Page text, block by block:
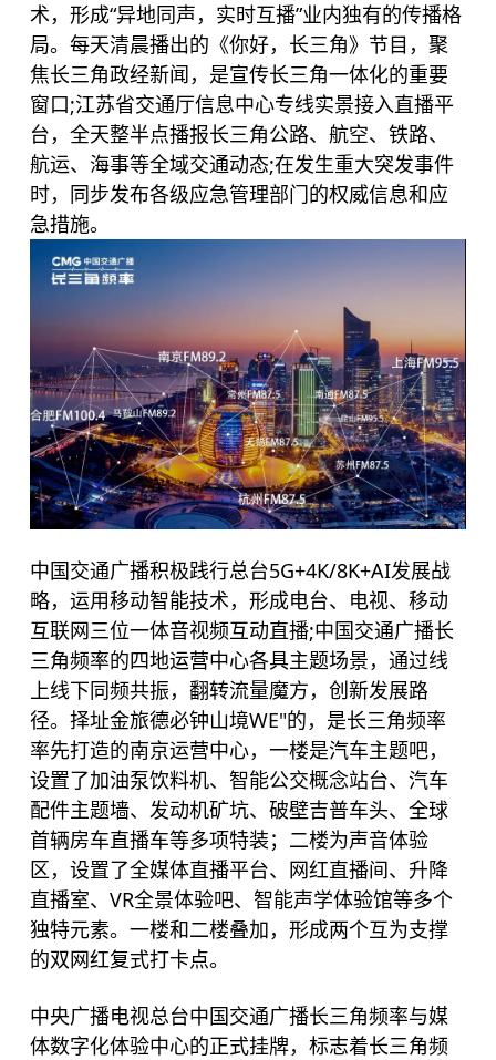
术，形成“异地同声，实时互播”业内独有的传播格
局。每天清晨播出的《你好，长三角》节目，聚
焦长三角政经新闻，是宣传长三角一体化的重要
窗口;江苏省交通厅信息中心专线实景接入直播平
台，全天整半点播报长三角公路、航空、铁路、
航运、海事等全域交通动态;在发生重大突发事件
时，同步发布各级应急管理部门的权威信息和应
急措施。
中国交通广播积极践行总台5G+4K/8K+AI发展战
略，运用移动智能技术，形成电台、电视、移动
互联网三位一体音视频互动直播;中国交通广播长
三角频率的四地运营中心各具主题场景，通过线
上线下同频共振，翻转流量魔方，创新发展路
径。择址金旅德必钟山境WE"的，是长三角频率
率先打造的南京运营中心，一楼是汽车主题吧，
设置了加油泵饮料机、智能公交概念站台、汽车
配件主题墙、发动机矿坑、破壁吉普车头、全球
首辆房车直播车等多项特装；二楼为声音体验
区，设置了全媒体直播平台、网红直播间、升降
直播室、VR全景体验吧、智能声学体验馆等多个
独特元素。一楼和二楼叠加，形成两个互为支撑
的双网红复式打卡点。
中央广播电视总台中国交通广播长三角频率与媒
体数字化体验中心的正式挂牌，标志着长三角频